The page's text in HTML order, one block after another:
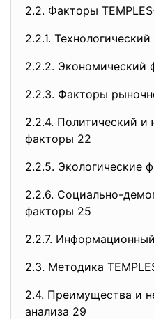
2.2. Факторы
2.2.1.
2.2.2. Экономический
2.2.3. Факторы
2.2.4. Политический и
факторы 22
2.2.5. Экологические
2.2.6. Социально-
факторы 25
2.2.7.
2.3. Методика
2.4. Преимущества и
анализа 29